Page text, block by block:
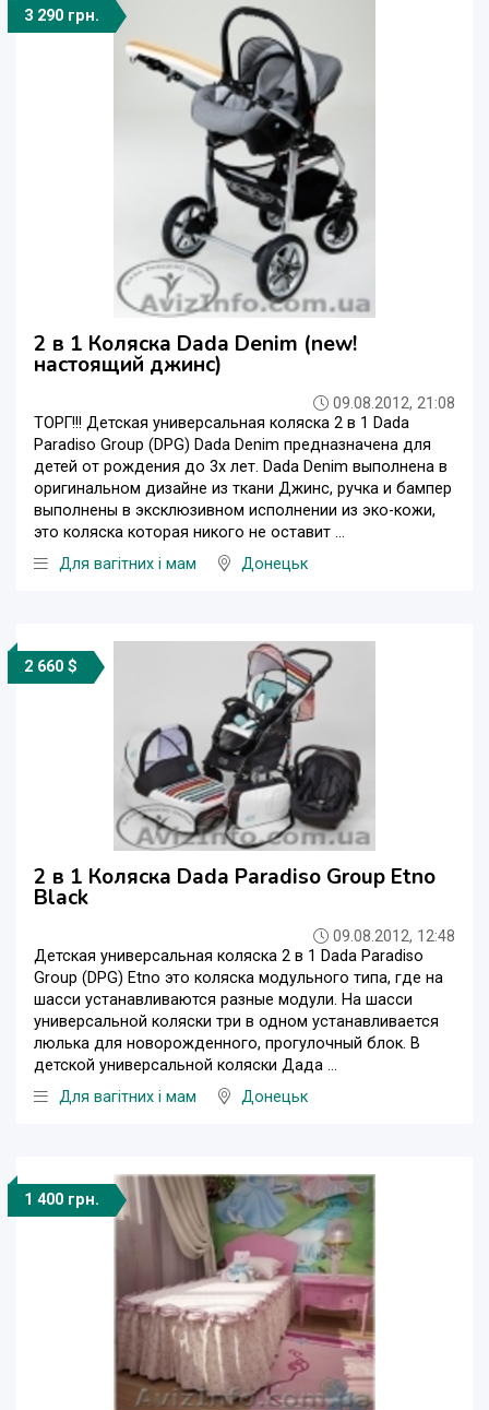
3 290 грн.
2 в 1 Коляска Dada Denim (new!
настоящий джинс)
09.08.2012, 21:08
ТОРГ!!! Детская универсальная коляска 2 в 1 Dada
Paradiso Group (DPG) Dada Denim предназначена для
детей от рождения до 3х лет. Dada Denim выполнена в
оригинальном дизайне из ткани Джинс, ручка и бампер
выполнены в эксклюзивном исполнении из эко-кожи,
это коляска которая никого не оставит ...
Для вагітних і мам
Донецьк
2 660 $
2 в 1 Коляска Dada Paradiso Group Etno
Black
09.08.2012, 12:48
Детская универсальная коляска 2 в 1 Dada Paradiso
Group (DPG) Etno это коляска модульного типа, где на
шасси устанавливаются разные модули. На шасси
универсальной коляски три в одном устанавливается
люлька для новорожденного, прогулочный блок. В
детской универсальной коляски Дада ...
Для вагітних і мам
Донецьк
1 400 грн.